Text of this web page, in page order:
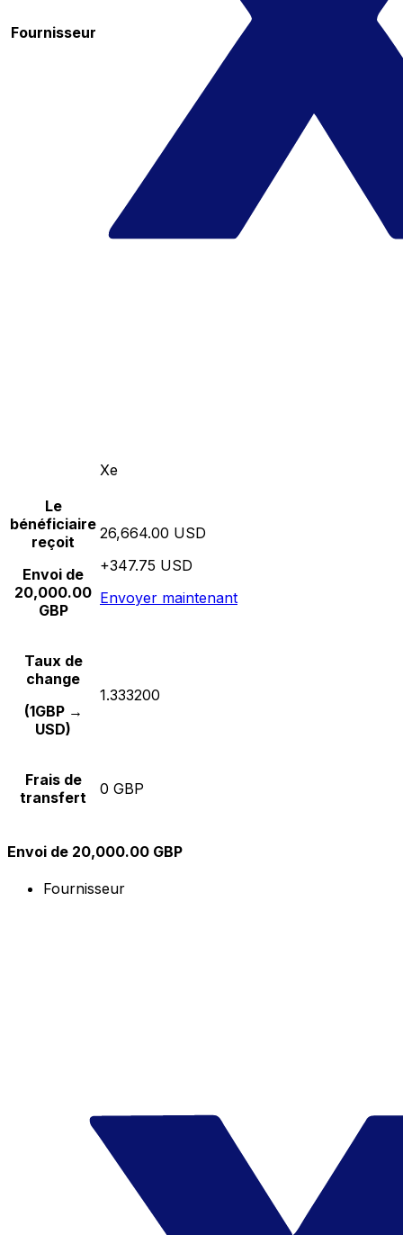
Fournisseur
Xe
Le
bénéficiaire
reçoit
Envoi de
20,000.00
GBP
26,664.00 USD
+347.75 USD
Envoyer maintenant
Taux de
change
(1GBP →
USD)
1.333200
Frais de
transfert
0 GBP
Envoi de 20,000.00 GBP
Fournisseur